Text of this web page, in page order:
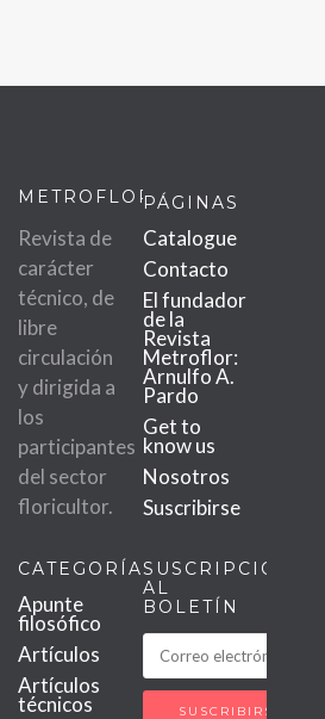
METROFLOR
Revista de
carácter
técnico, de
libre
circulación
y dirigida a
los
participantes
del sector
floricultor.
PÁGINAS
Catalogue
Contacto
El fundador
de la
Revista
Metroflor:
Arnulfo A.
Pardo
Get to
know us
Nosotros
Suscribirse
CATEGORÍAS
Apunte
filosófico
Artículos
Artículos
técnicos
SUSCRIPCIÓN
AL
BOLETÍN